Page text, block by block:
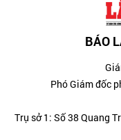
BÁO
Phó Giám đốc
Trụ sở 1: Số 38 Quang